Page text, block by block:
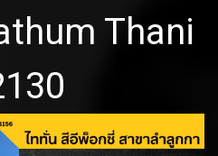
Thani